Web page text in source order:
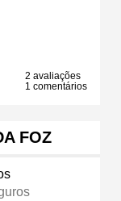
2 avaliações
1 comentários
FOZ